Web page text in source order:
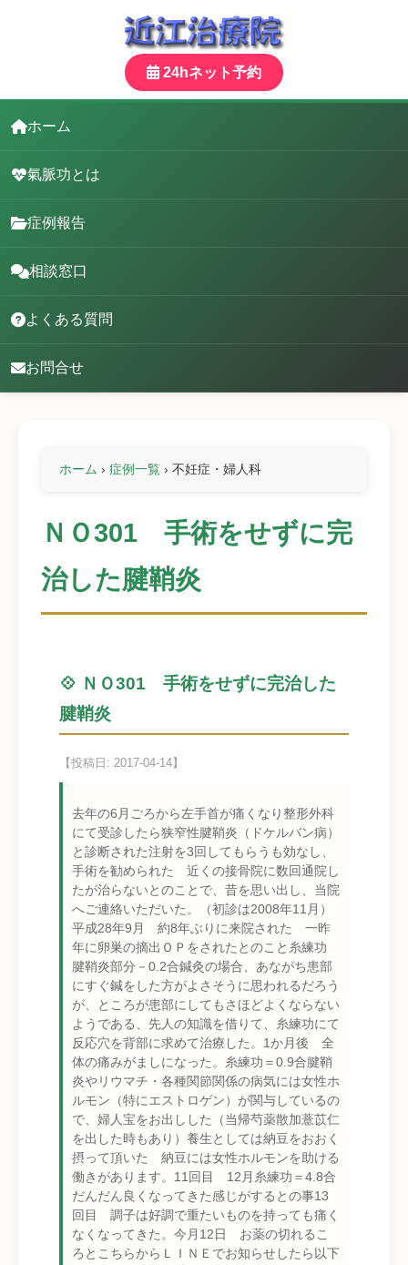
24hネット予約
ホーム
氣脈功とは
症例報告
相談窓口
よくある質問
お問合せ
ホーム › 症例一覧 › 不妊症・婦人科
ＮＯ301 手術をせずに完
治した腱鞘炎
💠 ＮＯ301 手術をせずに完治した
腱鞘炎
【投稿日: 2017-04-14】
去年の6月ごろから左手首が痛くなり整形外科
にて受診したら狭窄性腱鞘炎（ドケルバン病）
と診断された注射を3回してもらうも効なし、
手術を勧められた 近くの接骨院に数回通院し
たが治らないとのことで、昔を思い出し、当院
へご連絡いただいた。（初診は2008年11月）
平成28年9月 約8年ぶりに来院された 一昨
年に卵巣の摘出ＯＰをされたとのこと糸練功
腱鞘炎部分－0.2合鍼灸の場合、あながち患部
にすぐ鍼をした方がよさそうに思われるだろう
が、ところが患部にしてもさほどよくならない
ようである、先人の知識を借りて、糸練功にて
反応穴を背部に求めて治療した。1か月後 全
体の痛みがましになった。糸練功＝0.9合腱鞘
炎やリウマチ・各種関節関係の病気には女性ホ
ルモン（特にエストロゲン）が関与しているの
で、婦人宝をお出しした（当帰芍薬散加薏苡仁
を出した時もあり）養生としては納豆をおおく
摂って頂いた 納豆には女性ホルモンを助ける
働きがあります。11回目 12月糸練功＝4.8合
だんだん良くなってきた感じがするとの事13
回目 調子は好調で重たいものを持っても痛く
なくなってきた。今月12日 お薬の切れるこ
ろとこちらからＬＩＮＥでお知らせしたら以下